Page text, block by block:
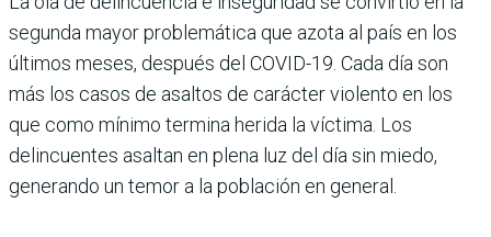
segunda mayor problemática que azota al país en los
últimos meses, después del COVID-19. Cada día son
más los casos de asaltos de carácter violento en los
que como mínimo termina herida la víctima. Los
delincuentes asaltan en plena luz del día sin miedo,
generando un temor a la población en general.